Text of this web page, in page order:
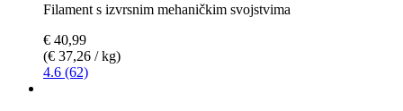
Filament s izvrsnim mehaničkim svojstvima
€ 40,99
(€ 37,26 / kg)
4.6 (62)